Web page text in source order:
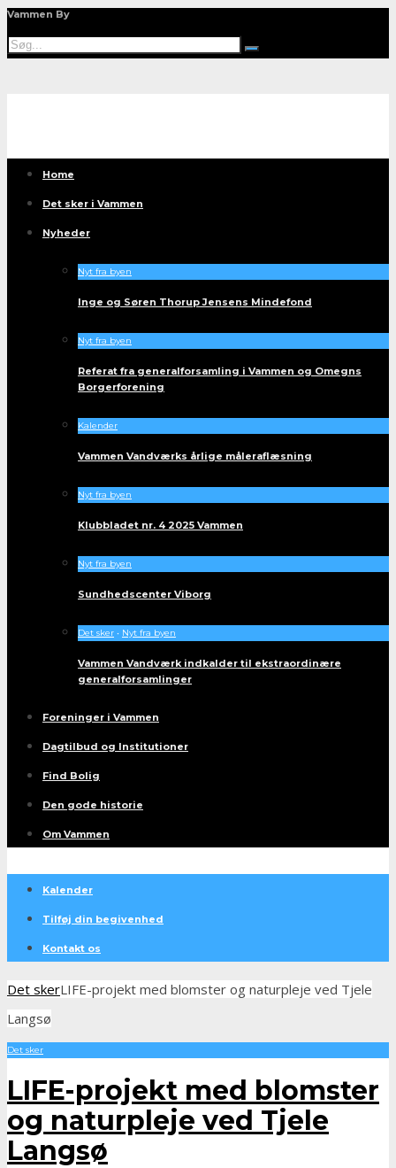
Vammen By
Home
Det sker i Vammen
Nyheder
Nyt fra byen
Inge og Søren Thorup Jensens Mindefond
Nyt fra byen
Referat fra generalforsamling i Vammen og Omegns
Borgerforening
Kalender
Vammen Vandværks årlige måleraflæsning
Nyt fra byen
Klubbladet nr. 4 2025 Vammen
Nyt fra byen
Sundhedscenter Viborg
Det sker • Nyt fra byen
Vammen Vandværk indkalder til ekstraordinære
generalforsamlinger
Foreninger i Vammen
Dagtilbud og Institutioner
Find Bolig
Den gode historie
Om Vammen
Kalender
Tilføj din begivenhed
Kontakt os
Det skerLIFE-projekt med blomster og naturpleje ved Tjele
Langsø
Det sker
LIFE-projekt med blomster
og naturpleje ved Tjele
Langsø